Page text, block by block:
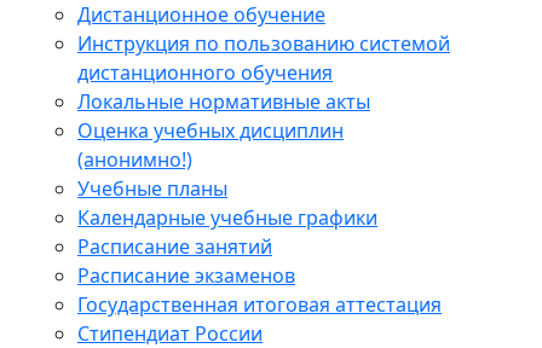
Дистанционное обучение
Инструкция по пользованию системой
дистанционного обучения
Локальные нормативные акты
Оценка учебных дисциплин
(анонимно!)
Учебные планы
Календарные учебные графики
Расписание занятий
Расписание экзаменов
Государственная итоговая аттестация
Стипендиат России